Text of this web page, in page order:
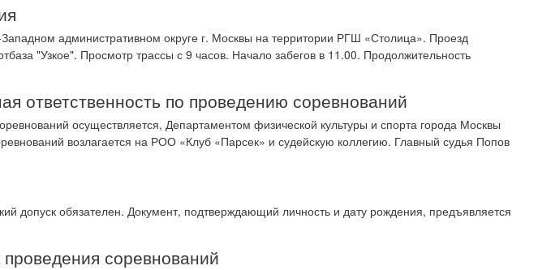
административном округе г. Москвы на территории РГШ «Столица». Проезд
"Узкое". Просмотр трассы с 9 часов. Начало забегов в 11.00. Продолжительность
ответственность по проведению соревнований
осуществляется, Департаментом физической культуры и спорта города Москвы
возлагается на РОО «Клуб «Парсек» и судейскую коллегию. Главный судья Попов
допуск обязателен. Документ, подтверждающий личность и дату рождения, предъявляется
соревнований